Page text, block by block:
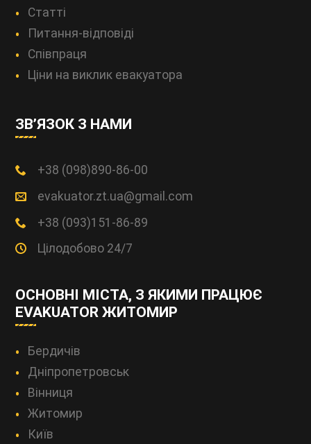
Статті
Питання-відповіді
Співпраця
Ціни на виклик евакуатора
ЗВ’ЯЗОК З НАМИ
+38 (098)890-86-00
evakuator.zt.ua@gmail.com
+38 (093)151-86-89
Цілодобово 24/7
ОСНОВНІ МІСТА, З ЯКИМИ ПРАЦЮЄ
EVAKUATOR ЖИТОМИР
Бердичів
Дніпропетровськ
Вінниця
Житомир
Київ